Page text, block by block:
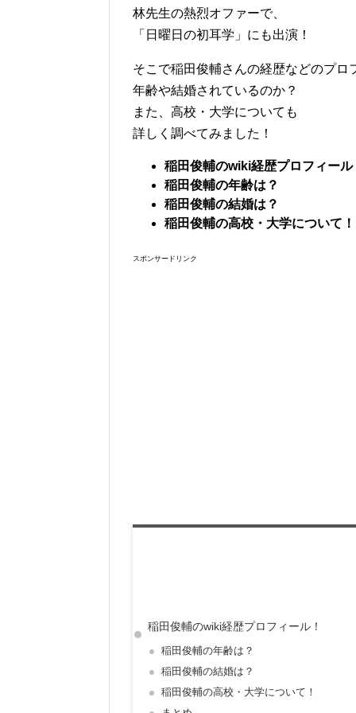
林先生の熱烈オファーで、
「日曜日の初耳学」にも出演！
そこで稲田俊輔さんの経歴などのプロ
年齢や結婚されているのか？
また、高校・大学についても
詳しく調べてみました！
稲田俊輔のwiki経歴プロフィール
稲田俊輔の年齢は？
稲田俊輔の結婚は？
稲田俊輔の高校・大学について！
スポンサードリンク
稲田俊輔のwiki経歴プロフィール！
稲田俊輔の年齢は？
稲田俊輔の結婚は？
稲田俊輔の高校・大学について！